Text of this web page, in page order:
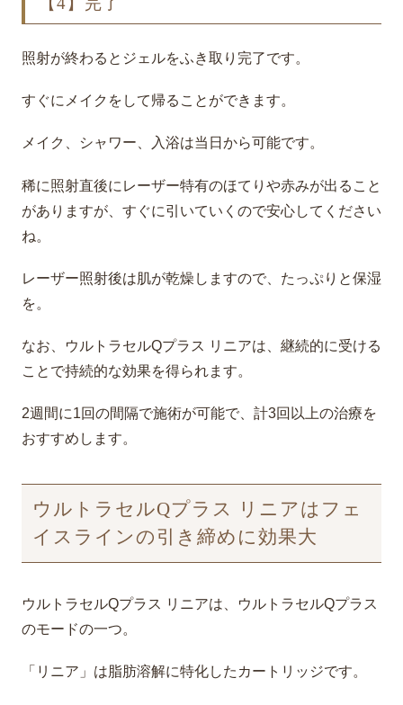
照射が終わるとジェルをふき取り完了です。
すぐにメイクをして帰ることができます。
メイク、シャワー、入浴は当日から可能です。
稀に照射直後にレーザー特有のほてりや赤みが出ること
がありますが、すぐに引いていくので安心してください
ね。
レーザー照射後は肌が乾燥しますので、たっぷりと保湿
を。
なお、ウルトラセルQプラス リニアは、継続的に受ける
ことで持続的な効果を得られます。
2週間に1回の間隔で施術が可能で、計3回以上の治療を
おすすめします。
ウルトラセルQプラス リニアはフェ
イスラインの引き締めに効果大
ウルトラセルQプラス リニアは、ウルトラセルQプラス
のモードの一つ。
「リニア」は脂肪溶解に特化したカートリッジです。